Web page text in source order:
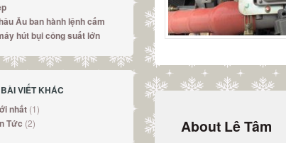
About Lê Tâm
Âu ban hành lệnh cấm
hút bụi công suất lớn
VIẾT KHÁC
nhất (1)
Tức (2)